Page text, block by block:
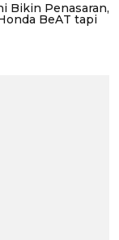
Bikin Penasaran,
BeAT tapi